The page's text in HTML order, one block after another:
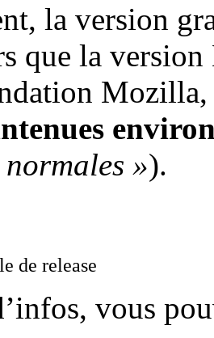
la version
que la
»).
de release
vous